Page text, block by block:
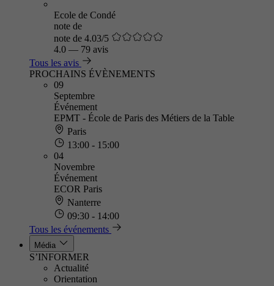
Ecole de Condé
note de
note de 4.03/5
4.0 — 79 avis
Tous les avis
PROCHAINS ÉVÈNEMENTS
09
Septembre
Événement
EPMT - École de Paris des Métiers de la Table
Paris
13:00 - 15:00
04
Novembre
Événement
ECOR Paris
Nanterre
09:30 - 14:00
Tous les événements
Média
S’INFORMER
Actualité
Orientation